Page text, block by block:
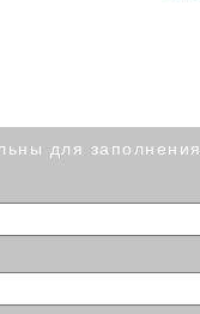
для заполнения